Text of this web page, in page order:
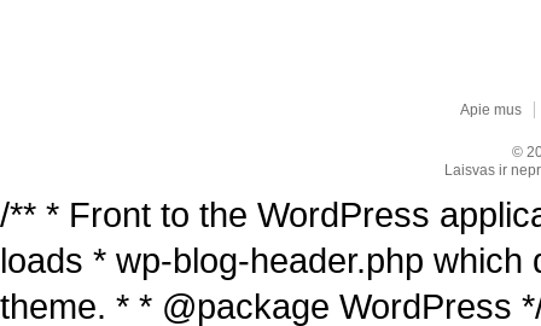
Apie mus
©
Laisvas ir
/** * Front to the WordPress
loads * wp-blog-header.php
theme. * * @package WordPress